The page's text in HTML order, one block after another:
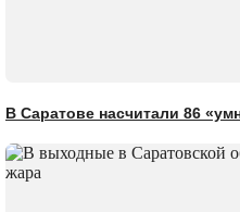
В Саратове насчитали 86